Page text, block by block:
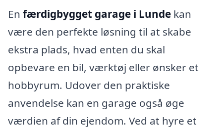
En færdigbygget garage i Lunde kan
være den perfekte løsning til at skabe
ekstra plads, hvad enten du skal
opbevare en bil, værktøj eller ønsker et
hobbyrum. Udover den praktiske
anvendelse kan en garage også øge
værdien af din ejendom. Ved at hyre et